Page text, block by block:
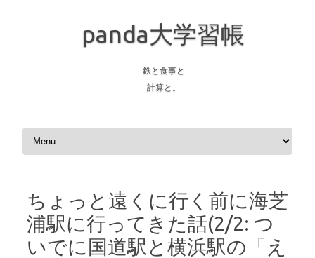
panda大学習帳
鉄と食事と
計算と。
Skip to content
ちょっと遠くに行く前に海芝
浦駅に行ってきた話(2/2: つ
いでに国道駅と横浜駅の「え